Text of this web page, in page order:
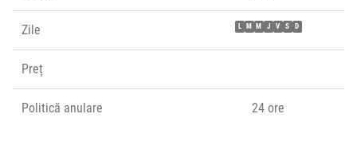
Zile L M M J V S D
Preț
Politică anulare 24 ore